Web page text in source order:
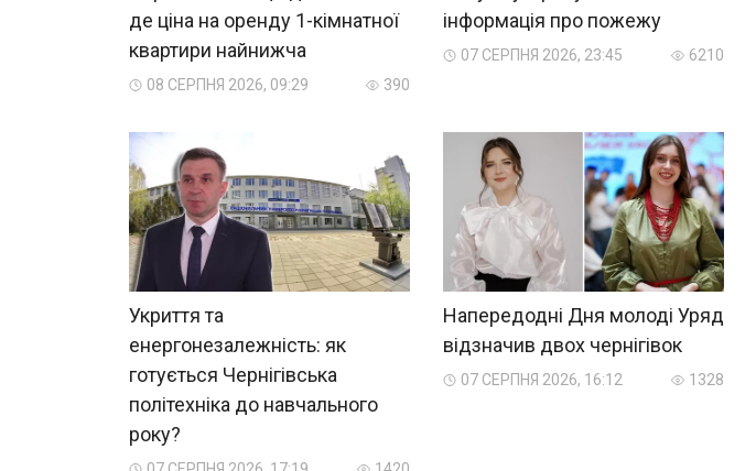
де ціна на оренду 1-кімнатної
квартири найнижча
08 СЕРПНЯ 2026, 09:29 390
інформація про пожежу
07 СЕРПНЯ 2026, 23:45 6210
Укриття та
енергонезалежність: як
готується Чернігівська
політехніка до навчального
року?
Напередодні Дня молоді Уряд
відзначив двох чернігівок
07 СЕРПНЯ 2026, 16:12 1328